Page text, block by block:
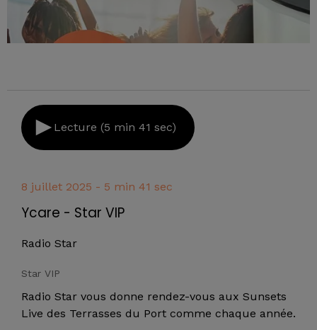
Lecture (5 min 41 sec)
8 juillet 2025 - 5 min 41 sec
Ycare - Star VIP
Radio Star
Star VIP
Radio Star vous donne rendez-vous aux Sunsets
Live des Terrasses du Port comme chaque année.